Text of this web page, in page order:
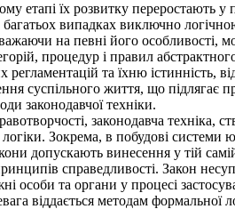
етапі їх розвитку переростають
багатьох випадках виключно
на певні його особливості,
процедур і правил
регламентацій та їхню істинність,
суспільного життя, що підлягає
законодавчої техніки.
законодавча техніка,
Зокрема, в побудові
допускають винесення у тій
справедливості. Закон
особи та органи у процесі
віддається методам